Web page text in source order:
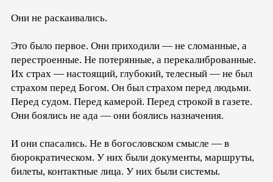
Они не раскаивались.
Это было первое. Они приходили — не сломанные, а
перестроенные. Не потерянные, а перекалиброванные.
Их страх — настоящий, глубокий, телесный — не был
страхом перед Богом. Он был страхом перед людьми.
Перед судом. Перед камерой. Перед строкой в газете.
Они боялись не ада — они боялись назначения.
И они спасались. Не в богословском смысле — в
бюрократическом. У них были документы, маршруты,
билеты, контактные лица. У них были системы.